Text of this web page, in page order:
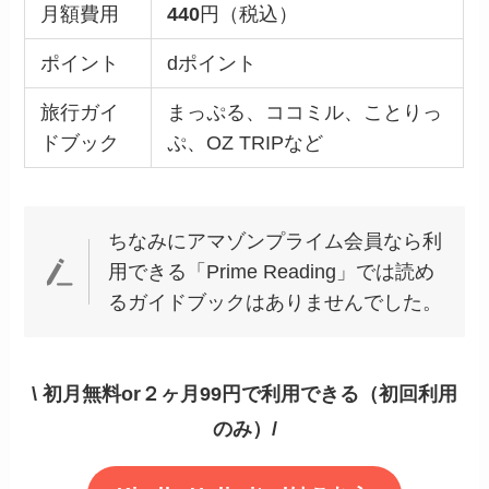
月額費用 440円（税込）
ポイント dポイント
旅行ガイ
ドブック
まっぷる、ココミル、ことりっ
ぷ、OZ TRIPなど
ちなみにアマゾンプライム会員なら利
用できる「Prime Reading」では読め
るガイドブックはありませんでした。
\ 初月無料or２ヶ月99円で利用できる（初回利用
のみ）/